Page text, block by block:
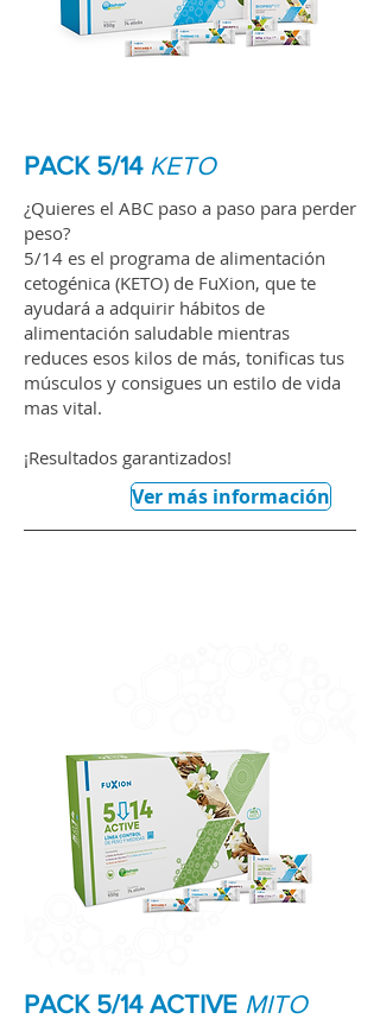
PACK 5/14 KETO
¿Quieres el ABC paso a paso para perder
peso?
5/14 es el programa de alimentación
cetogénica (KETO) de FuXion, que te
ayudará a adquirir hábitos de
alimentación saludable mientras
reduces esos kilos de más, tonificas tus
músculos y consigues un estilo de vida
mas vital.
¡Resultados garantizados!
Ver más información
PACK 5/14 ACTIVE MITO